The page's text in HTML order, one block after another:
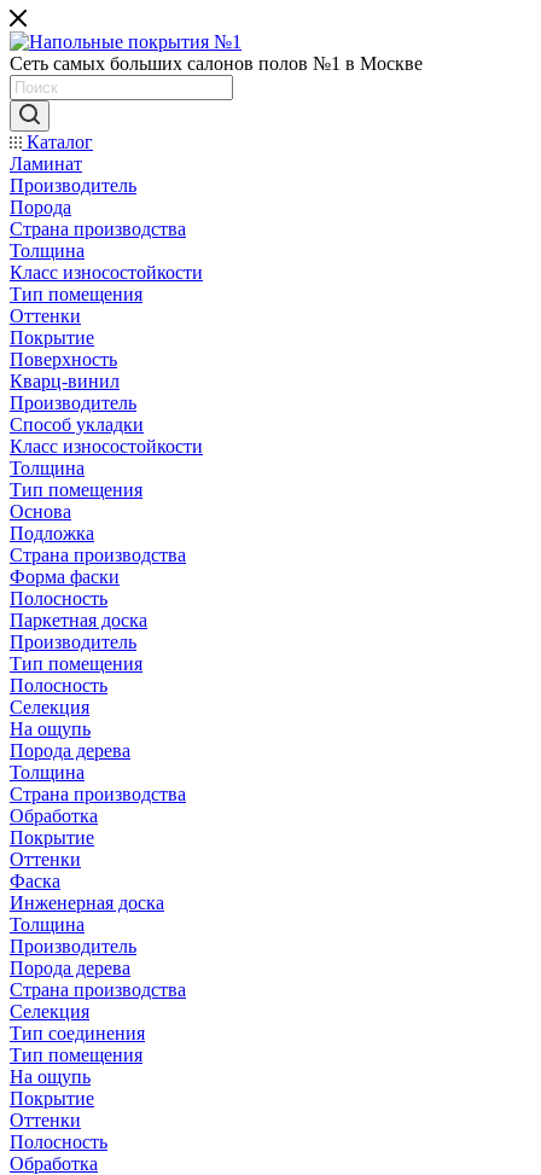
Сеть самых больших салонов полов №1 в Москве
Каталог
Ламинат
Производитель
Порода
Страна производства
Толщина
Класс износостойкости
Тип помещения
Оттенки
Покрытие
Поверхность
Кварц-винил
Производитель
Способ укладки
Класс износостойкости
Толщина
Тип помещения
Основа
Подложка
Страна производства
Форма фаски
Полосность
Паркетная доска
Производитель
Тип помещения
Полосность
Селекция
На ощупь
Порода дерева
Толщина
Страна производства
Обработка
Покрытие
Оттенки
Фаска
Инженерная доска
Толщина
Производитель
Порода дерева
Страна производства
Селекция
Тип соединения
Тип помещения
На ощупь
Покрытие
Оттенки
Полосность
Обработка